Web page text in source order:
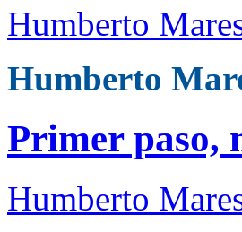
Humberto
Humberto
Primer paso,
Humberto